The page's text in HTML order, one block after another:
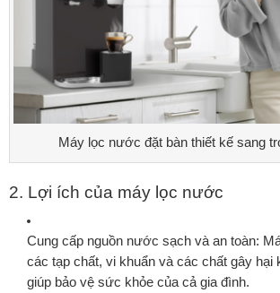
Máy lọc nước đặt bàn thiết kế sang
2. Lợi ích của máy lọc nước
Cung cấp nguồn nước sạch và an toàn:
các tạp chất, vi khuẩn và các chất gây hại
giúp bảo vệ sức khỏe của cả gia đình.